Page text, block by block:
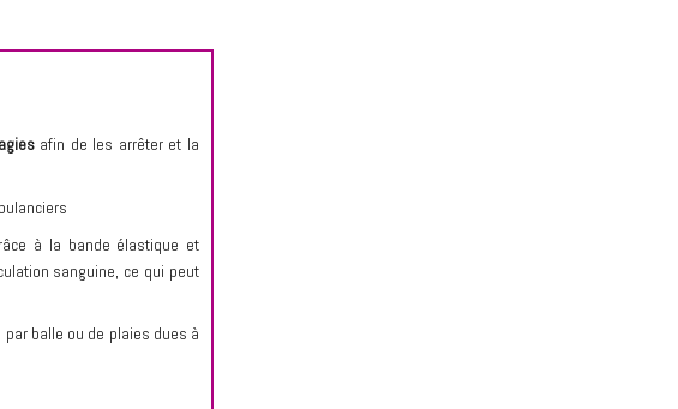
afin de les arrêter et la
à la bande élastique et
sanguine, ce qui peut
balle ou de plaies dues à